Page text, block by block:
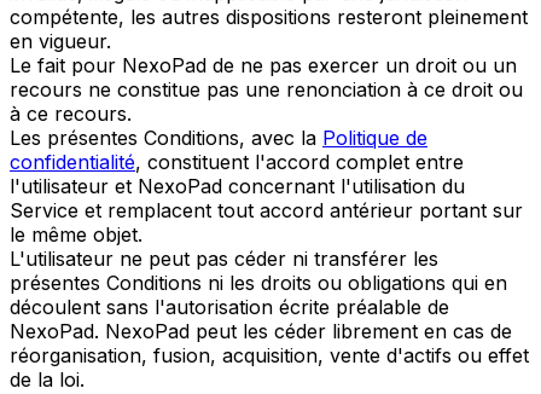
compétente, les autres dispositions resteront pleinement
en vigueur.
Le fait pour NexoPad de ne pas exercer un droit ou un
recours ne constitue pas une renonciation à ce droit ou
à ce recours.
Les présentes Conditions, avec la Politique de
confidentialité, constituent l'accord complet entre
l'utilisateur et NexoPad concernant l'utilisation du
Service et remplacent tout accord antérieur portant sur
le même objet.
L'utilisateur ne peut pas céder ni transférer les
présentes Conditions ni les droits ou obligations qui en
découlent sans l'autorisation écrite préalable de
NexoPad. NexoPad peut les céder librement en cas de
réorganisation, fusion, acquisition, vente d'actifs ou effet
de la loi.